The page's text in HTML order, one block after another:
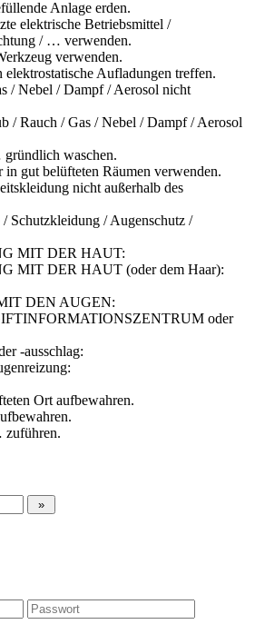
Anlage erden.
elektrische Betriebsmittel /
/ … verwenden.
verwenden.
elektrostatische Aufladungen treffen.
/ Nebel / Dampf / Aerosol nicht
/ Rauch / Gas / ­Nebel / Dampf / Aerosol
waschen.
gut belüfteten Räumen verwenden.
nicht außerhalb des
Schutzkleidung / Augenschutz /
MIT DER HAUT:
MIT DER HAUT (oder dem Haar):
DEN AUGEN:
oder
-ausschlag:
Ort aufbewahren.
zuführen.